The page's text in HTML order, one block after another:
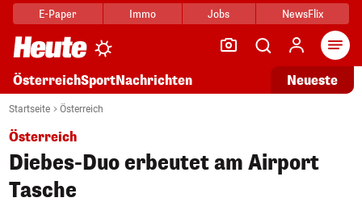
E-Paper Immo Jobs NewsFlix
ÖsterreichSportNachrichten Neueste
Startseite Österreich
Österreich
Diebes-Duo erbeutet am Airport
Tasche